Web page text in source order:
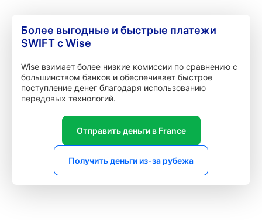
Более выгодные и быстрые платежи
SWIFT с Wise
Wise взимает более низкие комиссии по сравнению с
большинством банков и обеспечивает быстрое
поступление денег благодаря использованию
передовых технологий.
Отправить деньги в France
Получить деньги из-за рубежа